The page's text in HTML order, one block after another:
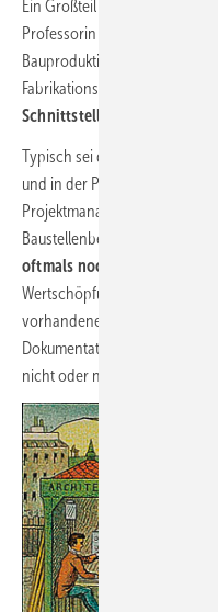
Ein Großteil der Ineffizienz
Professorin Sigrid Brell-
Bauproduktion der RWTH
Fabrikations- und
Schnittstellenverlusten
Typisch sei die oftmals
und in der Planungsphase.
Projektmanagement sowie
Baustellenbetrieb. Gerade im
oftmals noch analog per
Wertschöpfungskette am Bau
vorhandenen Daten verloren
Dokumentation des
nicht oder nur auf dem Papier